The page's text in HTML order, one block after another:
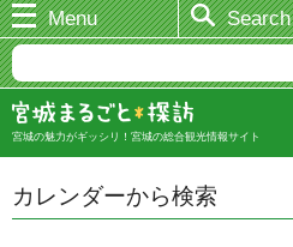
Menu Search
宮城の魅力がギッシリ！宮城の総合観光情報サイト
カレンダーから検索